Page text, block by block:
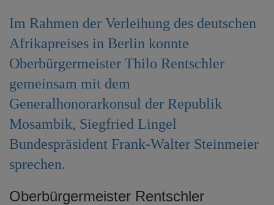
n
Im Rahmen der Verleihung des deutschen
Afrikapreises in Berlin konnte
Oberbürgermeister Thilo Rentschler
gemeinsam mit dem
Generalhonorarkonsul der Republik
Mosambik, Siegfried Lingel
Bundespräsident Frank-Walter Steinmeier
sprechen.
Oberbürgermeister Rentschler